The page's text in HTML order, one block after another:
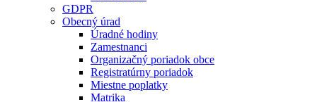
GDPR
Obecný úrad
Úradné hodiny
Zamestnanci
Organizačný poriadok obce
Registratúrny poriadok
Miestne poplatky
Matrika